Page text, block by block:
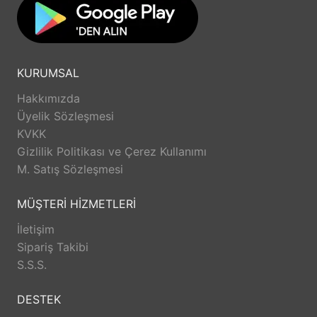
KURUMSAL
Hakkımızda
Üyelik Sözleşmesi
KVKK
Gizlilik Politikası ve Çerez Kullanımı
M. Satış Sözleşmesi
MÜŞTERİ HİZMETLERİ
İletişim
Sipariş Takibi
S.S.S.
DESTEK